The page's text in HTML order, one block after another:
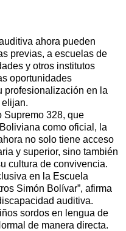
ahora pueden
previas, a escuelas de
y otros institutos
oportunidades
profesionalización en la
Supremo 328, que
como oficial, la
no solo tiene acceso
y superior, sino también
cultura de convivencia.
en la Escuela
Simón Bolívar”, afirma
auditiva.
sordos en lengua de
de manera directa.